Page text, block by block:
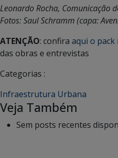
Leonardo Rocha, Comunicação
Fotos: Saul Schramm (capa:
ATENÇÃO: confira aqui o
das obras e entrevistas
Categorias :
Infraestrutura Urbana
Veja Também
Sem posts recentes